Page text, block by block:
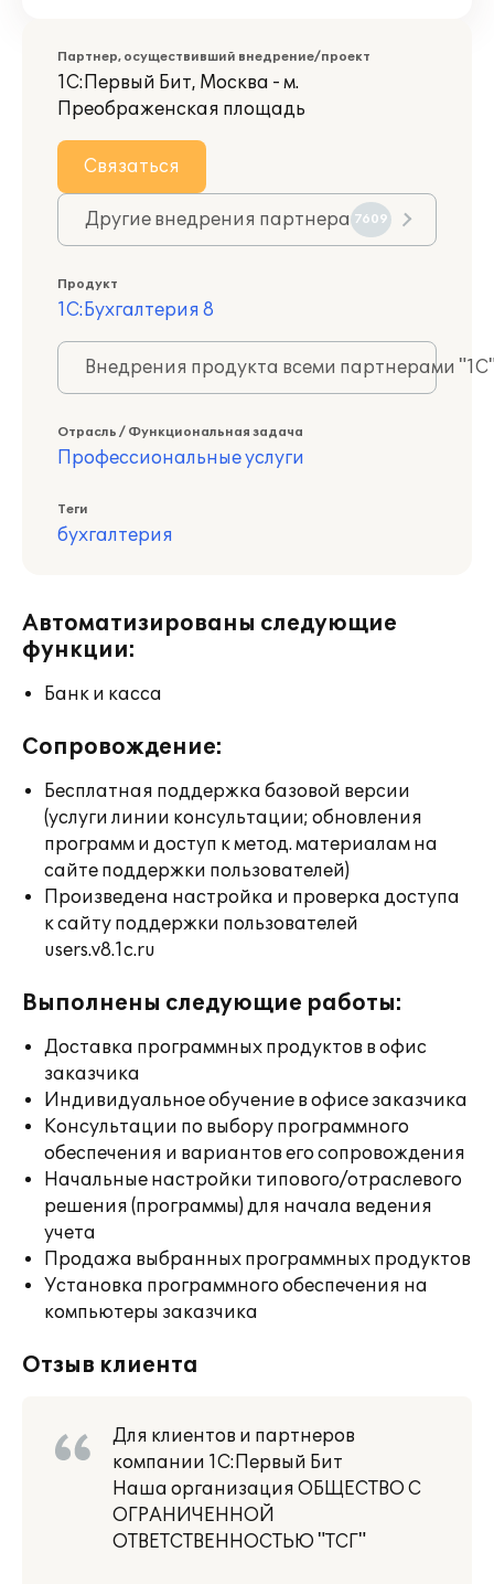
Партнер, осуществивший внедрение/проект
1С:Первый Бит, Москва - м.
Преображенская площадь
Связаться
Другие внедрения партнера 7609
Продукт
1С:Бухгалтерия 8
Внедрения продукта всеми партнерами
Отрасль / Функциональная задача
Профессиональные услуги
Теги
бухгалтерия
Автоматизированы следующие
функции:
Банк и касса
Сопровождение:
Бесплатная поддержка базовой версии
(услуги линии консультации; обновления
программ и доступ к метод. материалам на
сайте поддержки пользователей)
Произведена настройка и проверка доступа
к сайту поддержки пользователей
users.v8.1c.ru
Выполнены следующие работы:
Доставка программных продуктов в офис
заказчика
Индивидуальное обучение в офисе заказчика
Консультации по выбору программного
обеспечения и вариантов его сопровождения
Начальные настройки типового/отраслевого
решения (программы) для начала ведения
учета
Продажа выбранных программных продуктов
Установка программного обеспечения на
компьютеры заказчика
Отзыв клиента
Для клиентов и партнеров
компании 1С:Первый Бит
Наша организация ОБЩЕСТВО С
ОГРАНИЧЕННОЙ
ОТВЕТСТВЕННОСТЬЮ "ТСГ"